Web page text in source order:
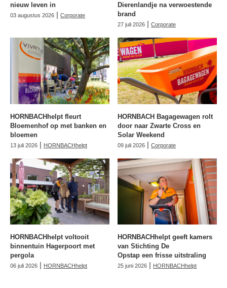
nieuw leven in
03 augustus 2026 | Corporate
Dierenlandje na verwoestende
brand
27 juli 2026 | Corporate
HORNBACHhelpt fleurt
Bloemenhof op met banken en
bloemen
13 juli 2026 | HORNBACHhelpt
HORNBACH Bagagewagen rolt
door naar Zwarte Cross en
Solar Weekend
09 juli 2026 | Corporate
HORNBACHhelpt voltooit
binnentuin Hagerpoort met
pergola
06 juli 2026 | HORNBACHhelpt
HORNBACHhelpt geeft kamers
van Stichting De
Opstap een frisse uitstraling
25 juni 2026 | HORNBACHhelpt